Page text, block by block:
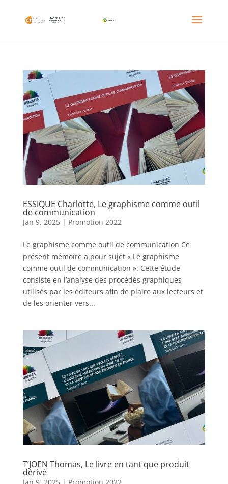
ESSIQUE Charlotte, Le graphisme comme outil
de communication
Jan 9, 2025| Promotion 2022
Le graphisme comme outil de communication Ce
présent mémoire a pour sujet « Le graphisme
comme outil de communication ». Cette étude
consiste en l’analyse des procédés graphiques
utilisés par les éditeurs afin de plaire aux lecteurs et
de les orienter vers...
T’JOEN Thomas, Le livre en tant que produit
dérivé